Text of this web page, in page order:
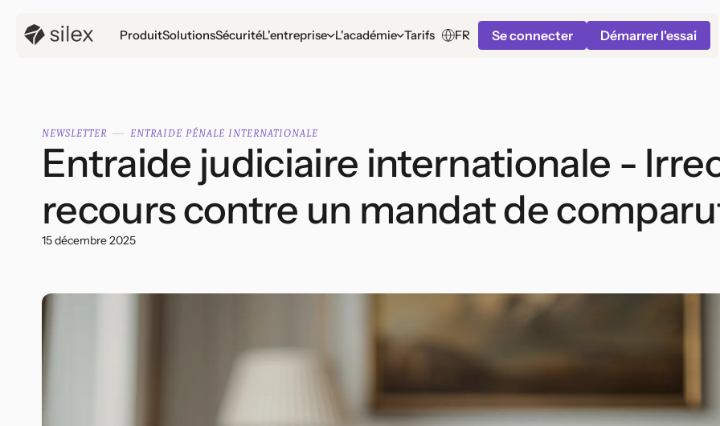
ProduitSolutionsSécuritéL'entreprise L'académie Tarifs FR Se connecter Démarrer l'essai
NEWSLETTER ENTRAIDE PÉNALE INTERNATIONALE
Entraide judiciaire internationale -
recours contre un mandat de
15 décembre 2025